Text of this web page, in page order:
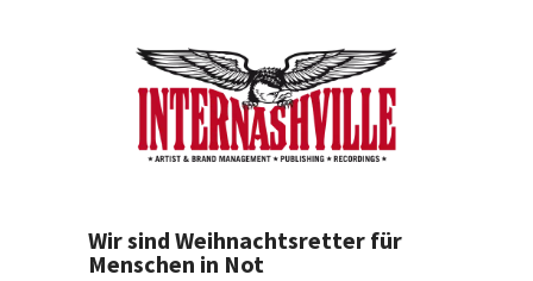
Wir sind Weihnachtsretter für
Menschen in Not